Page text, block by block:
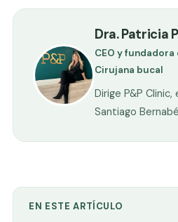
Dra. Patricia
CEO y fundadora
Cirujana bucal
Dirige P&P
Santiago
EN ESTE ARTÍCULO